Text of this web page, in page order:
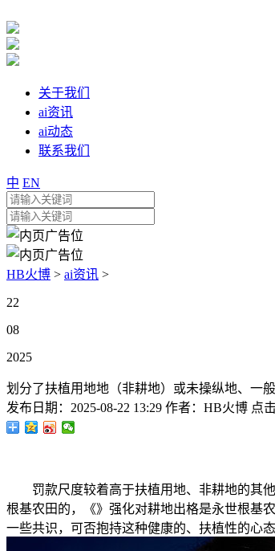
关于我们
ai资讯
ai动态
联系我们
中 EN
HB火博 > ai资讯 >
22
08
2025
划分了扶植用地地（非耕地）或未操纵地、一般
发布日期： 2025-08-22 13:29 作者： HB火博 点击
罚款尺度较着高于扶植用地、非耕地的其他
根基农田的，《》强化对耕地出格是永世根基
一些共识，可否抱持这种健康的、扶植性的心